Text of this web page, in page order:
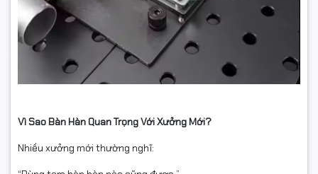
Vì Sao Bàn Hàn Quan Trọng Với Xưởng Mới?
Nhiều xưởng mới thường nghĩ: